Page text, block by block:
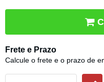
Frete e Prazo
Calcule o frete e o prazo de